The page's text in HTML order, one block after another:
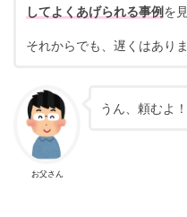
してよくあげられる事例を
それからでも、遅くはあり
お父さん
うん、頼むよ！